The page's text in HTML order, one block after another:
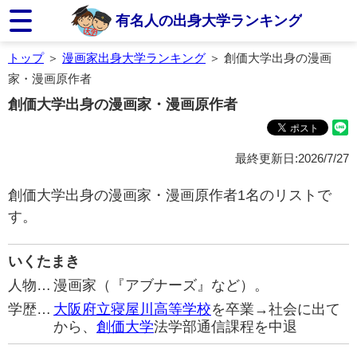
有名人の出身大学ランキング
トップ＞ 漫画家出身大学ランキング ＞ 創価大学出身の漫画
家・漫画原作者
創価大学出身の漫画家・漫画原作者
最終更新日:2026/7/27
創価大学出身の漫画家・漫画原作者1名のリストで
す。
いくたまき
人物… 漫画家（『アブナーズ』など）。
学歴… 大阪府立寝屋川高等学校を卒業→社会に出て
から、 創価大学法学部通信課程を中退